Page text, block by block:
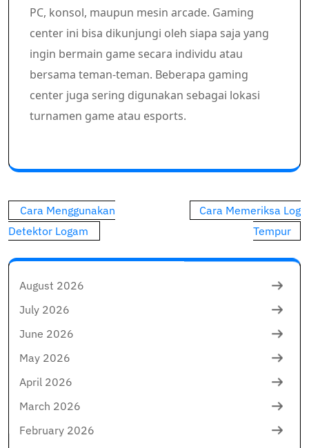
PC, konsol, maupun mesin arcade. Gaming
center ini bisa dikunjungi oleh siapa saja yang
ingin bermain game secara individu atau
bersama teman-teman. Beberapa gaming
center juga sering digunakan sebagai lokasi
turnamen game atau esports.
Post
navigation
Cara Menggunakan
Detektor Logam
Cara Memeriksa Log
Tempur
August 2026
July 2026
June 2026
May 2026
April 2026
March 2026
February 2026